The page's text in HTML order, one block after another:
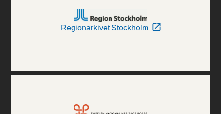
Regionarkivet Stockholm